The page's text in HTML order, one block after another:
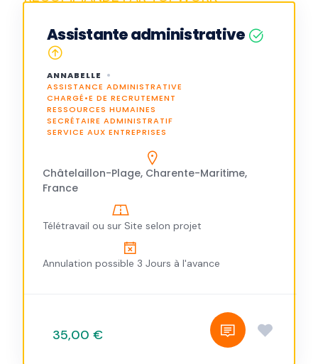
Assistante administrative
ANNABELLE
ASSISTANCE ADMINISTRATIVE
CHARGÉ•E DE RECRUTEMENT
RESSOURCES HUMAINES
SECRÉTAIRE ADMINISTRATIF
SERVICE AUX ENTREPRISES
Châtelaillon-Plage, Charente-Maritime,
France
Télétravail ou sur Site selon projet
Annulation possible 3 Jours à l'avance
35,00 €